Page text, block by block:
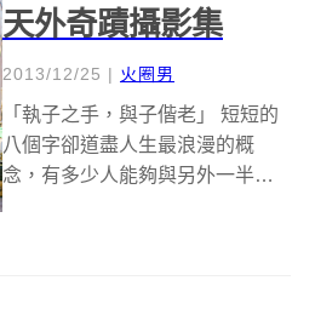
天外奇蹟攝影集
2013/12/25 | 火圈男
「執子之手，與子偕老」 短短的
八個字卻道盡人生最浪漫的概
念，有多少人能夠與另外一半不
離不棄，互相包容照顧，更重要